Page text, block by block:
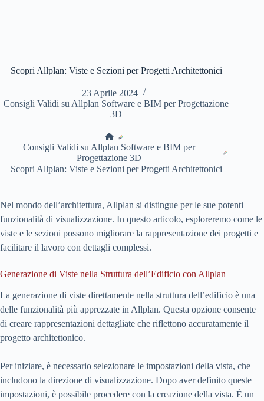
Scopri Allplan: Viste e Sezioni per Progetti Architettonici
23 Aprile 2024
Consigli Validi su Allplan Software e BIM per Progettazione
3D
Home
Consigli Validi su Allplan Software e BIM per
Progettazione 3D
Scopri Allplan: Viste e Sezioni per Progetti Architettonici
Nel mondo dell’architettura, Allplan si distingue per le sue potenti
funzionalità di visualizzazione. In questo articolo, esploreremo come le
viste e le sezioni possono migliorare la rappresentazione dei progetti e
facilitare il lavoro con dettagli complessi.
Generazione di Viste nella Struttura dell’Edificio con Allplan
La generazione di viste direttamente nella struttura dell’edificio è una
delle funzionalità più apprezzate in Allplan. Questa opzione consente
di creare rappresentazioni dettagliate che riflettono accuratamente il
progetto architettonico.
Per iniziare, è necessario selezionare le impostazioni della vista, che
includono la direzione di visualizzazione. Dopo aver definito queste
impostazioni, è possibile procedere con la creazione della vista. È un